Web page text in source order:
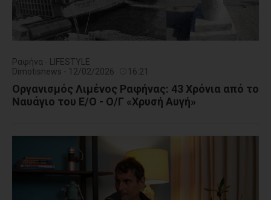
Ραφήνα - LIFESTYLE
Dimotisnews - 12/02/2026
16:21
Οργανισμός Λιμένος Ραφήνας: 43 Χρόνια από το
Ναυάγιο του Ε/Ο - Ο/Γ «Χρυσή Αυγή»